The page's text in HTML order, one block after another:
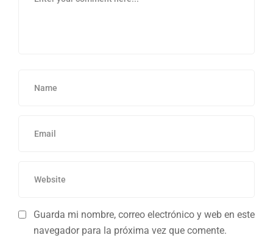
Guarda mi nombre, correo electrónico y web en este
navegador para la próxima vez que comente.